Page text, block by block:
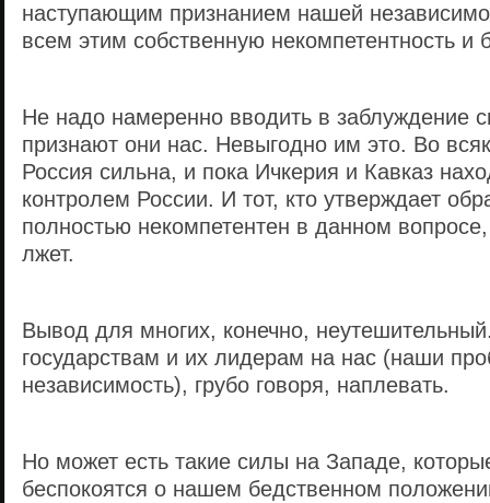
наступающим признанием нашей
всем этим собственную некомпетентность и
Не надо намеренно вводить в заблуждение
признают они нас. Невыгодно им это. Во
Россия сильна, и пока Ичкерия и Кавказ
контролем России. И тот, кто утверждает
полностью некомпетентен в данном
лжет.
Вывод для многих, конечно,
государствам и их лидерам на нас (наши
независимость), грубо говоря, наплевать.
Но может есть такие силы на Западе,
беспокоятся о нашем бедственном